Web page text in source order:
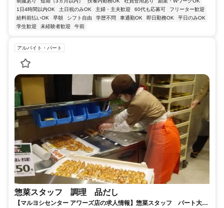
1日4時間以内OK
土日祝のみOK 主婦・主夫歓迎 60代も応募可
フリーター歓迎
給料前払いOK
早朝 シフト自由 学歴不問 車通勤OK 即日勤務OK
平日のみOK
学生歓迎
未経験者歓迎 午前
アルバイト・パート
惣菜スタッフ 調理 品だし
【マルヨシセンター アワーズ店の求人情報】惣菜スタッフ パート大募